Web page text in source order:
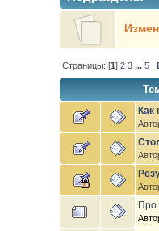
Страницы: [1] 2 3 ... 5
Как
Про